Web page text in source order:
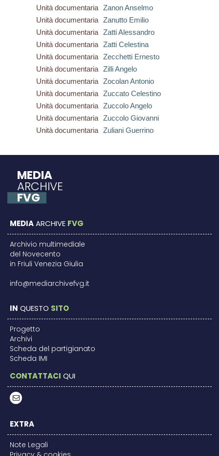
Unità documentaria
Zanon Anselmo
Unità documentaria
Zanutto Emilio
Unità documentaria
Zatti Alessandro
Unità documentaria
Zatti Celestina
Unità documentaria
Zecchetti Ernesto
Unità documentaria
Zilli Angelo
Unità documentaria
Zocolan Antonio
Unità documentaria
Zuccato Celestino
Unità documentaria
Zuccolo Angelo
Unità documentaria
Zuccolo Giovanni
Unità documentaria
Zuliani Guerrino
MEDIA
ARCHIVE
FVG
MEDIAARCHIVE FVG
Archivio multimediale
del Novecento
in Friuli Venezia Giulia
info@mediarchivefvg.it
IN QUESTO SITO
Progetto
Archivi
Scheda del partigianato
Scheda IMI
CONTATTACI QUI
EXTRA
Note Legali